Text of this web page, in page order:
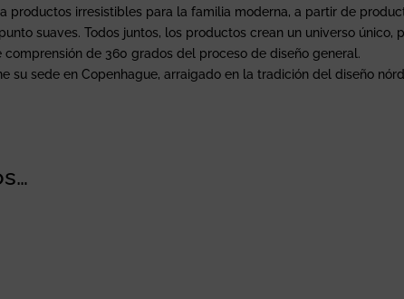
productos irresistibles para la familia moderna, a partir de
suaves. Todos juntos, los productos crean un universo único,
comprensión de 360 grados del proceso de diseño general.
su sede en Copenhague, arraigado en la tradición del diseño